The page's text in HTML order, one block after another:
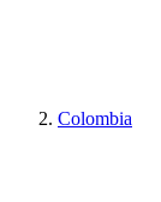
Colombia